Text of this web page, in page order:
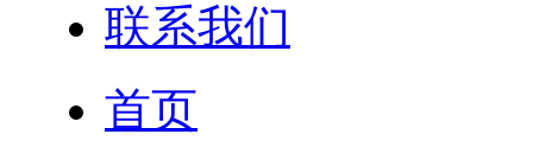
联系我们
首页